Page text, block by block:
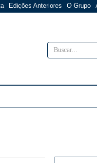
Edições Anteriores O Grupo